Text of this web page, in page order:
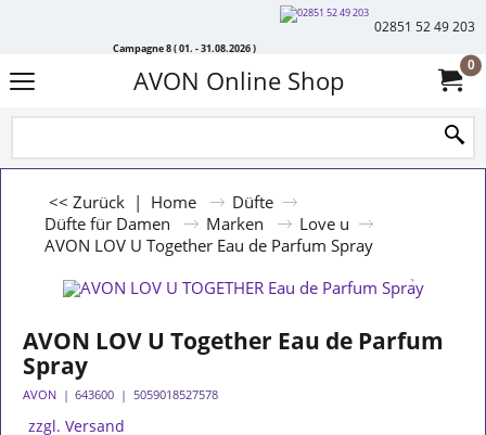
Campagne 8 ( 01. - 31.08.2026 )
02851 52 49 203
AVON Online Shop 0
<< Zurück | Home
Düfte
Düfte für Damen
Marken
Love u
AVON LOV U Together Eau de Parfum Spray
AVON LOV U Together Eau de Parfum
Spray
AVON 643600 5059018527578
zzgl. Versand